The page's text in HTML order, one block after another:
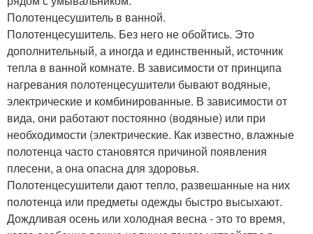
Полотенцесушитель в ванной.
Полотенцесушитель. Без него не обойтись. Это
дополнительный, а иногда и единственный, источник
тепла в ванной комнате. В зависимости от принципа
нагревания полотенцесушители бывают водяные,
электрические и комбинированные. В зависимости от
вида, они работают постоянно (водяные) или при
необходимости (электрические. Как известно, влажные
полотенца часто становятся причиной появления
плесени, а она опасна для здоровья.
Полотенцесушители дают тепло, развешанные на них
полотенца или предметы одежды быстро высыхают.
Дождливая осень или холодная весна - это то время,